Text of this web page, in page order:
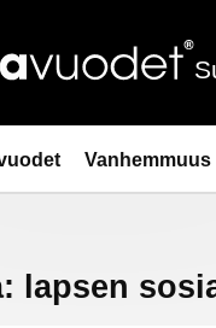
Vanhemmuus
lapsen